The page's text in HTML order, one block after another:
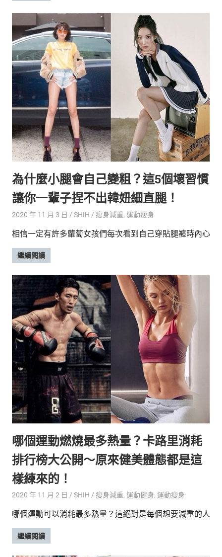
為什麼小腿會自己變粗？這5個壞習慣
讓你一輩子捏不出韓妞細直腿！
2020 年 11 月 3 日 SHIH 瘦身減重, 運動瘦身
相信一定有許多蘿蔔女孩們每次看到自己穿貼腿褲時內心
繼續閱讀
哪個運動燃燒最多熱量？卡路里消耗
排行榜大公開～原來健美體態都是這
樣練來的！
2020 年 11 月 2 日 SHIH 瘦身減重, 運動健身, 運動瘦身
哪個運動可以消耗最多熱量？這絕對是每個想要減重的人
繼續閱讀